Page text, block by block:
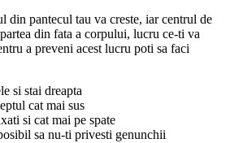
din pantecul tau va creste, iar centrul de
din fata a corpului, lucru ce-ti va
a preveni acest lucru poti sa faci
si stai dreapta
cat mai sus
si cat mai pe spate
sa nu-ti privesti genunchii